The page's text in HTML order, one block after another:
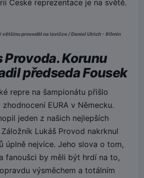
České reprezentace je na světě.
většinu proseděl na lavičce / Daniel Ulrich - 90min
Korunu
předseda Fousek
repre na šampionátu přišlo
EURA v Německu.
jeden z našich nejlepších
Lukáš Provod nakrknul
úplně nejvíce. Jeho slova o tom,
fanoušci by měli být hrdí na to,
výsměchem a totálním